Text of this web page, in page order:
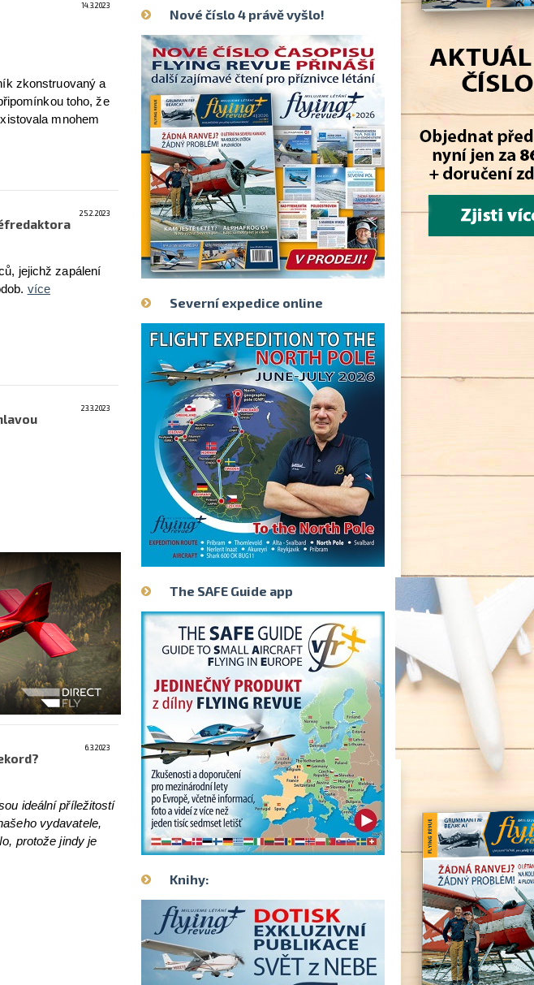
14.3.2023
zkonstruovaný a
toho, že
mnohem
25.2.2023
jejichž zapálení
více
23.3.2023
6.3.2023
ideální příležitostí
vydavatele,
protože jindy je
Nové číslo 4 právě vyšlo!
Severní expedice online
The SAFE Guide app
Knihy: